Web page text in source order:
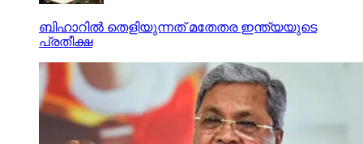
ബിഹാറില്‍ തെളിയുന്നത് മതേതര ഇന്ത്യയുടെ
പ്രതീക്ഷ